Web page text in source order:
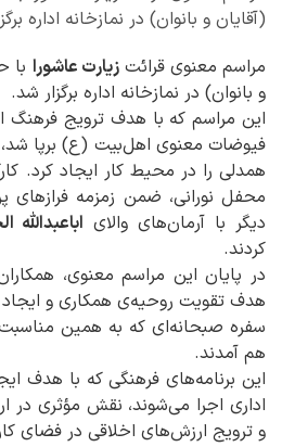
(آقایان و بانوان) در نمازخانه اداره
مراسم معنوی قرائتزیارت عاشورا با
و بانوان) در نمازخانه اداره برگزار شد.
این مراسم که با هدف ترویج فرهنگ
فیوضات معنوی اهل‌بیت (ع) برپا
همدلی را در محیط کار ایجاد کرد.
محفل نورانی، ضمن زمزمه فرازهای
دیگر با آرمان‌های والای
کردند.
در پایان این مراسم معنوی،
هدف تقویت روحیه‌ی همکاری و
سفره صبحانه‌ای که به همین
هم آمدند.
این برنامه‌های فرهنگی که با هدف
اداری اجرا می‌شوند، نقش مؤثری در
و ترویج ارزش‌های اخلاقی در فضای